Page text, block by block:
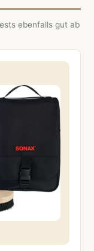
ebenfalls gut ab